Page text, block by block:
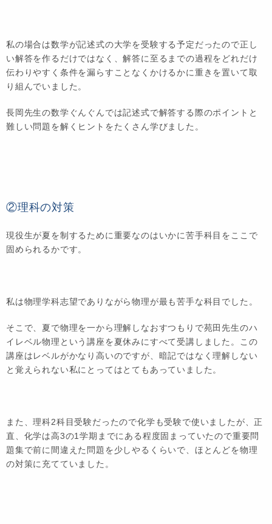
私の場合は数学が記述式の大学を受験する予定だったので正し
い解答を作るだけではなく、解答に至るまでの過程をどれだけ
伝わりやすく条件を漏らすことなくかけるかに重きを置いて取
り組んでいました。
長岡先生の数学ぐんぐんでは記述式で解答する際のポイントと
難しい問題を解くヒントをたくさん学びました。
②理科の対策
現役生が夏を制するために重要なのはいかに苦手科目をここで
固められるかです。
私は物理学科志望でありながら物理が最も苦手な科目でした。
そこで、夏で物理を一から理解しなおすつもりで苑田先生のハ
イレベル物理という講座を夏休みにすべて受講しました。この
講座はレベルがかなり高いのですが、暗記ではなく理解しない
と覚えられない私にとってはとてもあっていました。
また、理科2科目受験だったので化学も受験で使いましたが、正
直、化学は高3の1学期までにある程度固まっていたので重要問
題集で前に間違えた問題を少しやるくらいで、ほとんどを物理
の対策に充てていました。